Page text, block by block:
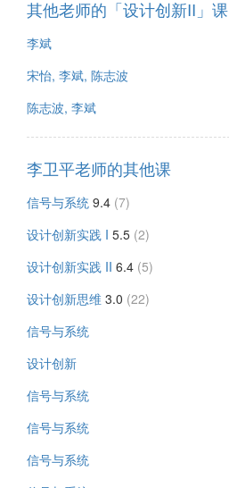
其他老师的「设计创新II」课
李斌
宋怡, 李斌, 陈志波
陈志波, 李斌
李卫平老师的其他课
信号与系统 9.4 (7)
设计创新实践 I 5.5 (2)
设计创新实践 II 6.4 (5)
设计创新思维 3.0 (22)
信号与系统
设计创新
信号与系统
信号与系统
信号与系统